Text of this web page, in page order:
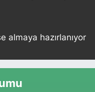
almaya hazırlanıyor